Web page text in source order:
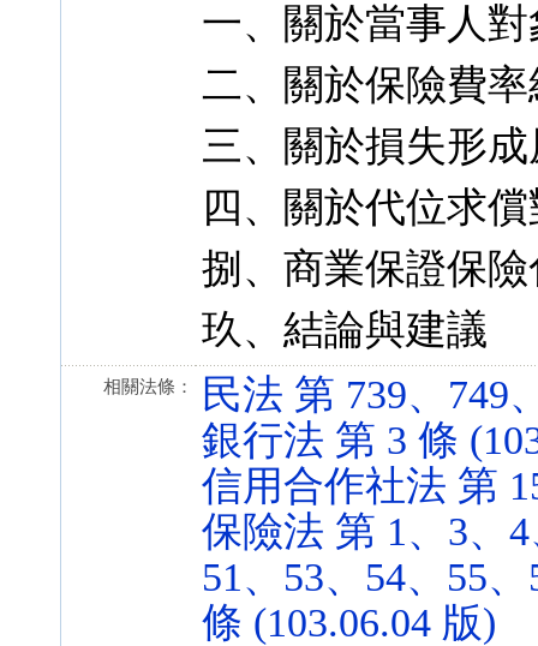
一、關於當事人
二、關於保險費
三、關於損失形
四、關於代位求
捌、商業保證保
玖、結論與建議
相關法條：
民法 第 739、749
銀行法 第 3 條
信用合作社法 第
保險法 第 1、3、
51、53、54、55
條 (103.06.04 版)